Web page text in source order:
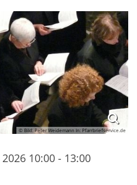
© Bild: Peter Weidemann In: Pfarrbriefservice.de
10:00 - 13:00